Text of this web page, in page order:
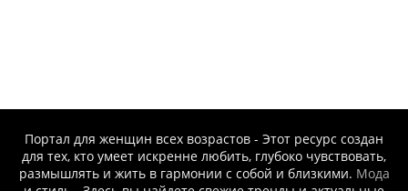
Портал для женщин всех возрастов - Этот ресурс создан
для тех, кто умеет искренне любить, глубоко чувствовать,
размышлять и жить в гармонии с собой и близкими. Мода